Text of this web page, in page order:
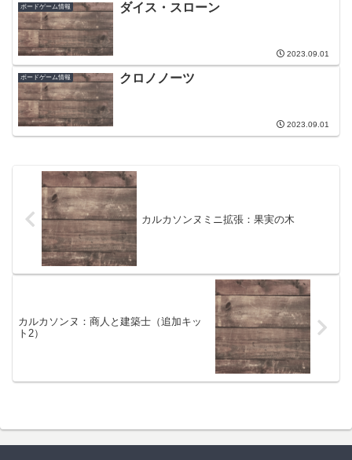
ボードゲーム情報 ダイス・スローン
2023.09.01
ボードゲーム情報 クロノノーツ
2023.09.01
カルカソンヌミニ拡張：果実の木
カルカソンヌ：商人と建築士（追加キッ
ト2）